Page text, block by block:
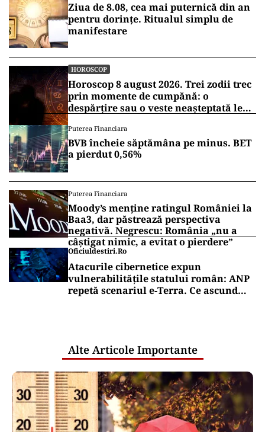
Ziua de 8.08, cea mai puternică din an
pentru dorințe. Ritualul simplu de
manifestare
HOROSCOP
Horoscop 8 august 2026. Trei zodii trec
prin momente de cumpănă: o
despărțire sau o veste neașteptată le
Puterea Financiara
BVB încheie săptămâna pe minus. BET
a pierdut 0,56%
Puterea Financiara
Moody’s menține ratingul României la
Baa3, dar păstrează perspectiva
negativă. Negrescu: România „nu a
câștigat nimic, a evitat o pierdere”
Oficiuldestiri.ro
Atacurile cibernetice expun
vulnerabilitățile statului român: ANP
repetă scenariul e‑Terra. Ce ascund
Alte Articole Importante